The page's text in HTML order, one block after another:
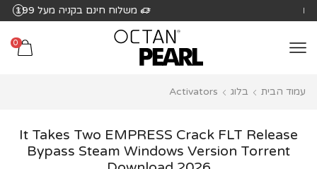
שִׂים
לֵב:
בְּאֲתָר
מַעֲרֶכֶת
בִּקְלִיק
הַמְּסַיַּעַת
משלוח חינם בקניה מעל 199 ₪
0
עמוד הבית בלוג Activators
It Takes Two EMPRESS Crack FLT Release
Bypass Steam Windows Version Torrent